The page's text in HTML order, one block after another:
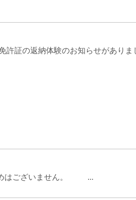
許証の返納体験のお知らせがあり
はございません。 ...